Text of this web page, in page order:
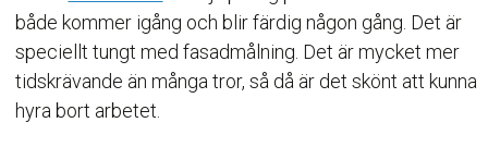
både kommer igång och blir färdig någon gång. Det är
speciellt tungt med fasadmålning. Det är mycket mer
tidskrävande än många tror, så då är det skönt att kunna
hyra bort arbetet.